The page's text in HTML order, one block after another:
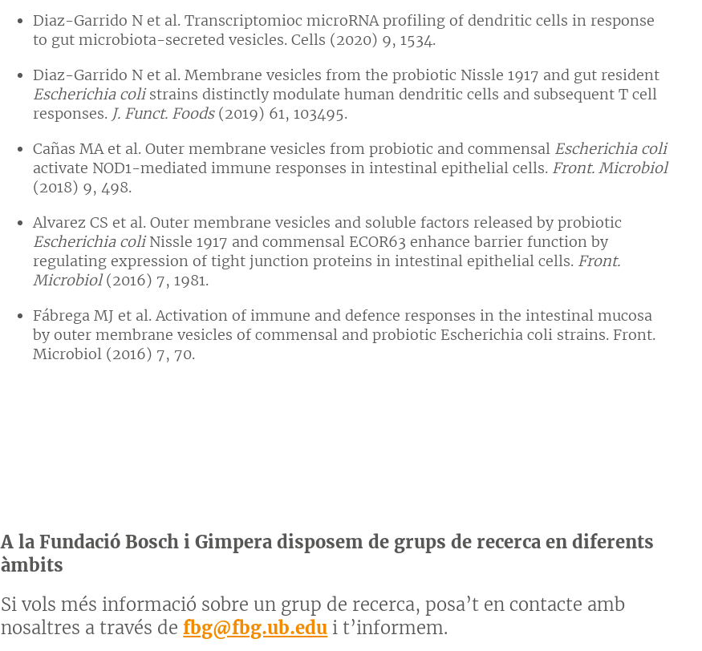
Diaz-Garrido N et al. Transcriptomioc microRNA profiling of dendritic cells in response
to gut microbiota-secreted vesicles. Cells (2020) 9, 1534.
Diaz-Garrido N et al. Membrane vesicles from the probiotic Nissle 1917 and gut resident
Escherichia colistrains distinctly modulate human dendritic cells and subsequent T cell
responses. J. Funct. Foods(2019) 61, 103495.
Cañas MA et al. Outer membrane vesicles from probiotic and commensal Escherichia coli
activate NOD1-mediated immune responses in intestinal epithelial cells. Front. Microbiol
(2018) 9, 498.
Alvarez CS et al. Outer membrane vesicles and soluble factors released by probiotic
Escherichia coliNissle 1917 and commensal ECOR63 enhance barrier function by
regulating expression of tight junction proteins in intestinal epithelial cells. Front.
Microbiol(2016) 7, 1981.
Fábrega MJ et al. Activation of immune and defence responses in the intestinal mucosa
by outer membrane vesicles of commensal and probiotic Escherichia coli strains. Front.
Microbiol (2016) 7, 70.
A la Fundació Bosch i Gimpera disposem de grups de recerca en diferents
àmbits
Si vols més informació sobre un grup de recerca, posa’t en contacte amb
nosaltres a través defbg@fbg.ub.edu i t’informem.